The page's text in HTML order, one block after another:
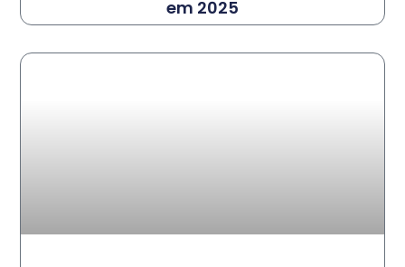
em 2025